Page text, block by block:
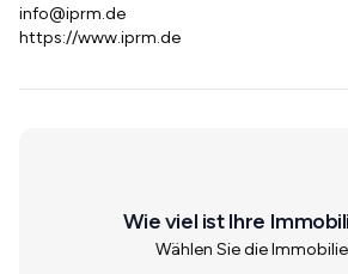
info@iprm.de
https://www.iprm.de
Wie viel ist Ihre
Wählen Sie die